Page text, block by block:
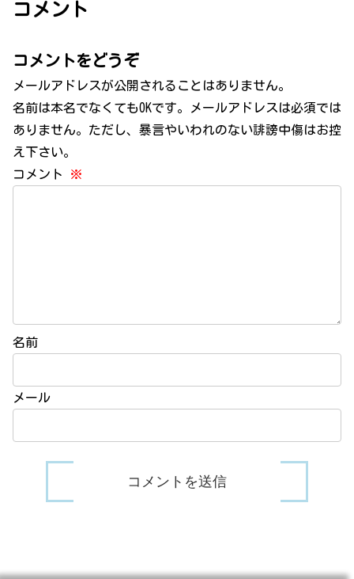
コメント
コメントをどうぞ
メールアドレスが公開されることはありません。
名前は本名でなくてもOKです。メールアドレスは必須では
ありません。ただし、暴言やいわれのない誹謗中傷はお控
え下さい。
コメント
※
名前
メール